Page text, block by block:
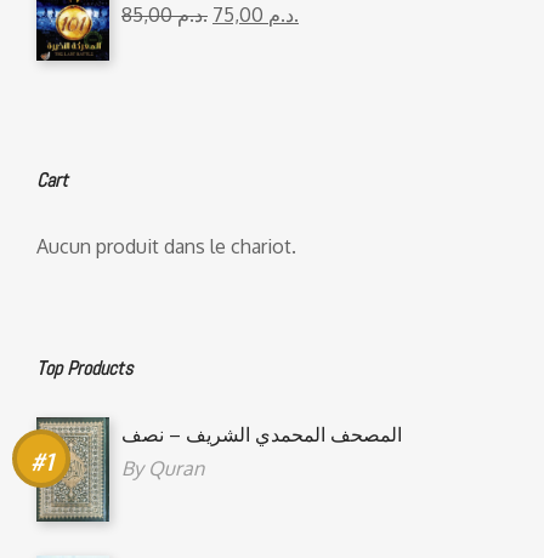
85,00
د.م. 75,00 د.م.
Cart
Aucun produit dans le chariot.
Top Products
المصحف المحمدي الشريف – نصف
By Quran